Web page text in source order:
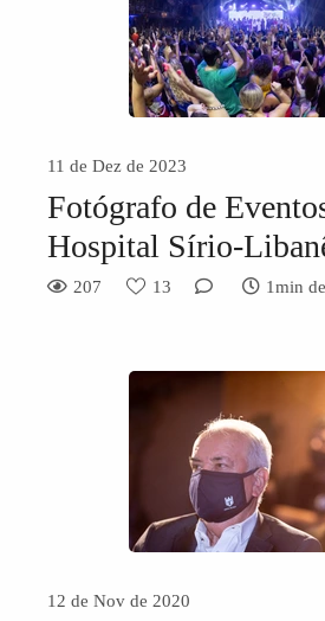
11 de Dez de 2023
Fotógrafo de
Hospital Sírio-
207 13 1min
12 de Nov de 2020